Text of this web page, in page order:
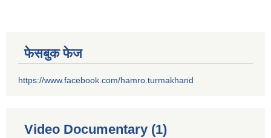
फेसबुक फेज
https://www.facebook.com/hamro.turmakhand
Video Documentary (1)